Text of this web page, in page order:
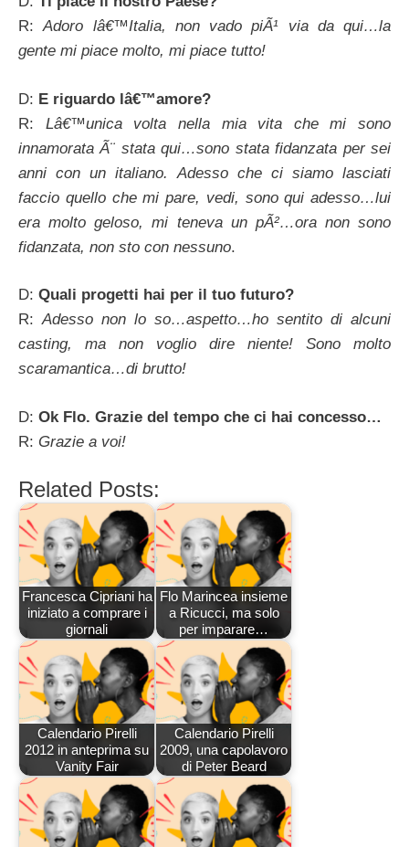
R:Adoro lâ€™Italia, non vado piÃ¹ via da qui…la
gente mi piace molto, mi piace tutto!
D: E riguardo lâ€™amore?
R: Lâ€™unica volta nella mia vita che mi sono
innamorata Ã¨ stata qui…sono stata fidanzata per sei
anni con un italiano. Adesso che ci siamo lasciati
faccio quello che mi pare, vedi, sono qui adesso…lui
era molto geloso, mi teneva un pÃ²…ora non sono
fidanzata, non sto con nessuno.
D: Quali progetti hai per il tuo futuro?
R:Adesso non lo so…aspetto…ho sentito di alcuni
casting, ma non voglio dire niente! Sono molto
scaramantica…di brutto!
D: Ok Flo. Grazie del tempo che ci hai concesso…
R: Grazie a voi!
Related Posts:
Francesca Cipriani ha
iniziato a comprare i
giornali
Flo Marincea insieme
a Ricucci, ma solo
per imparare…
Calendario Pirelli
2012 in anteprima su
Vanity Fair
Calendario Pirelli
2009, una capolavoro
di Peter Beard